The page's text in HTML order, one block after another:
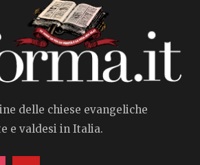
delle chiese evangeliche
e valdesi in Italia.